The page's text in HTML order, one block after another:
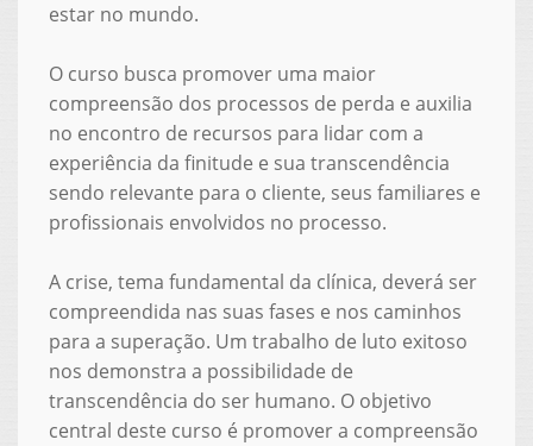
estar no mundo.
O curso busca promover uma maior
compreensão dos processos de perda e auxilia
no encontro de recursos para lidar com a
experiência da finitude e sua transcendência
sendo relevante para o cliente, seus familiares e
profissionais envolvidos no processo.
A crise, tema fundamental da clínica, deverá ser
compreendida nas suas fases e nos caminhos
para a superação. Um trabalho de luto exitoso
nos demonstra a possibilidade de
transcendência do ser humano. O objetivo
central deste curso é promover a compreensão